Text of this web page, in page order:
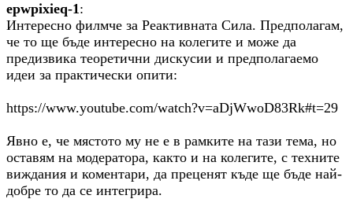
epwpixieq-1:
Интересно филмче за Реактивната Сила. Предполагам,
че то ще бъде интересно на колегите и може да
предизвика теоретични дискусии и предполагаемо
идеи за практически опити:
https://www.youtube.com/watch?v=aDjWwoD83Rk#t=29
Явно е, че мястото му не е в рамките на тази тема, но
оставям на модератора, както и на колегите, с техните
виждания и коментари, да преценят къде ще бъде най-
добре то да се интегрира.